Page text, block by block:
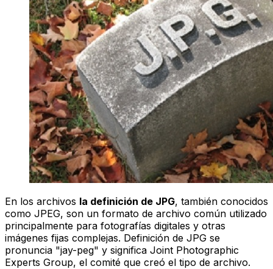
En los archivos la definición de JPG, también conocidos
como JPEG, son un formato de archivo común utilizado
principalmente para fotografías digitales y otras
imágenes fijas complejas. Definición de JPG se
pronuncia "jay-peg" y significa Joint Photographic
Experts Group, el comité que creó el tipo de archivo.